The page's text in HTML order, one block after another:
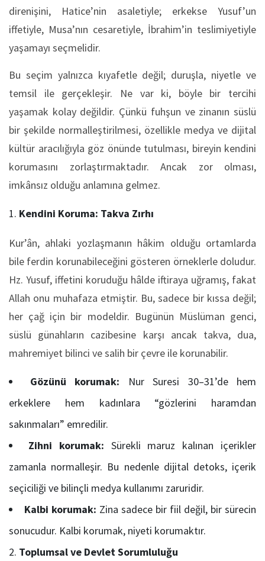
direnişini, Hatice’nin asaletiyle; erkekse Yusuf’un
iffetiyle, Musa’nın cesaretiyle, İbrahim’in teslimiyetiyle
yaşamayı seçmelidir.
Bu seçim yalnızca kıyafetle değil; duruşla, niyetle ve
temsil ile gerçekleşir. Ne var ki, böyle bir tercihi
yaşamak kolay değildir. Çünkü fuhşun ve zinanın süslü
bir şekilde normalleştirilmesi, özellikle medya ve dijital
kültür aracılığıyla göz önünde tutulması, bireyin kendini
korumasını zorlaştırmaktadır. Ancak zor olması,
imkânsız olduğu anlamına gelmez.
Kendini Koruma: Takva Zırhı
Kur’ân, ahlaki yozlaşmanın hâkim olduğu ortamlarda
bile ferdin korunabileceğini gösteren örneklerle doludur.
Hz. Yusuf, iffetini koruduğu hâlde iftiraya uğramış, fakat
Allah onu muhafaza etmiştir. Bu, sadece bir kıssa değil;
her çağ için bir modeldir. Bugünün Müslüman genci,
süslü günahların cazibesine karşı ancak takva, dua,
mahremiyet bilinci ve salih bir çevre ile korunabilir.
Gözünü korumak: Nur Suresi 30–31’de hem
erkeklere hem kadınlara “gözlerini haramdan
sakınmaları” emredilir.
Zihni korumak: Sürekli maruz kalınan içerikler
zamanla normalleşir. Bu nedenle dijital detoks, içerik
seçiciliği ve bilinçli medya kullanımı zaruridir.
Kalbi korumak: Zina sadece bir fiil değil, bir sürecin
sonucudur. Kalbi korumak, niyeti korumaktır.
Toplumsal ve Devlet Sorumluluğu